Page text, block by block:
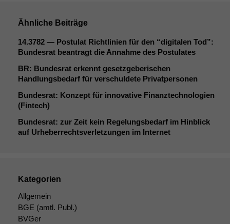
Ähnliche Beiträge
14.3782 — Postulat Richtlinien für den “digitalen Tod”:
Bundesrat beantragt die Annahme des Postulates
BR: Bundesrat erkennt gesetzgeberischen
Handlungsbedarf für verschuldete Privatpersonen
Bundesrat: Konzept für innovative Finanztechnologien
(Fintech)
Bundesrat: zur Zeit kein Regelungsbedarf im Hinblick
auf Urheberrechtsverletzungen im Internet
Kategorien
Allgemein
BGE (amtl. Publ.)
BVGer